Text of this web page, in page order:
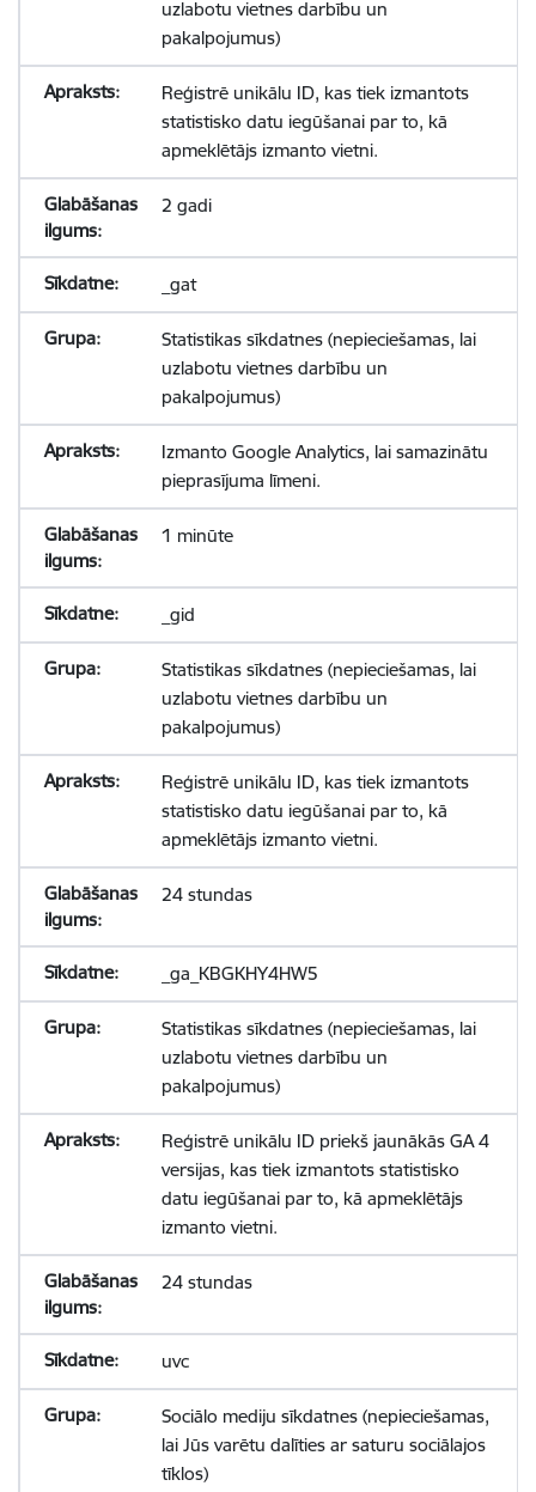
uzlabotu vietnes darbību un
pakalpojumus)
Reģistrē unikālu ID, kas tiek izmantots
statistisko datu iegūšanai par to, kā
apmeklētājs izmanto vietni.
2 gadi
_gat
Statistikas sīkdatnes (nepieciešamas, lai
uzlabotu vietnes darbību un
pakalpojumus)
Izmanto Google Analytics, lai samazinātu
pieprasījuma līmeni.
1 minūte
_gid
Statistikas sīkdatnes (nepieciešamas, lai
uzlabotu vietnes darbību un
pakalpojumus)
Reģistrē unikālu ID, kas tiek izmantots
statistisko datu iegūšanai par to, kā
apmeklētājs izmanto vietni.
24 stundas
_ga_KBGKHY4HW5
Statistikas sīkdatnes (nepieciešamas, lai
uzlabotu vietnes darbību un
pakalpojumus)
Reģistrē unikālu ID priekš jaunākās GA 4
versijas, kas tiek izmantots statistisko
datu iegūšanai par to, kā apmeklētājs
izmanto vietni.
24 stundas
uvc
Sociālo mediju sīkdatnes (nepieciešamas,
lai Jūs varētu dalīties ar saturu sociālajos
tīklos)